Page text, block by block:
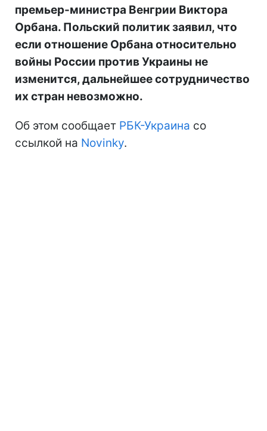
премьер-министра Венгрии Виктора
Орбана. Польский политик заявил, что
если отношение Орбана относительно
войны России против Украины не
изменится, дальнейшее сотрудничество
их стран невозможно.
Об этом сообщает РБК-Украина со
ссылкой на Novinky.